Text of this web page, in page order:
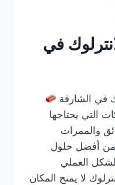
في
في الشارقة
التي يحتاجها
والممرات
من أفضل حلول
العملي
لا يمنح المكان